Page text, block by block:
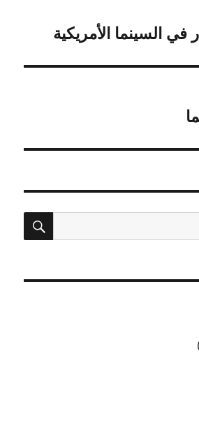
في السينما الأمريكية
بحث